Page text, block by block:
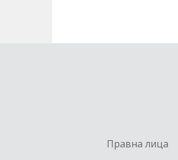
Правна лица